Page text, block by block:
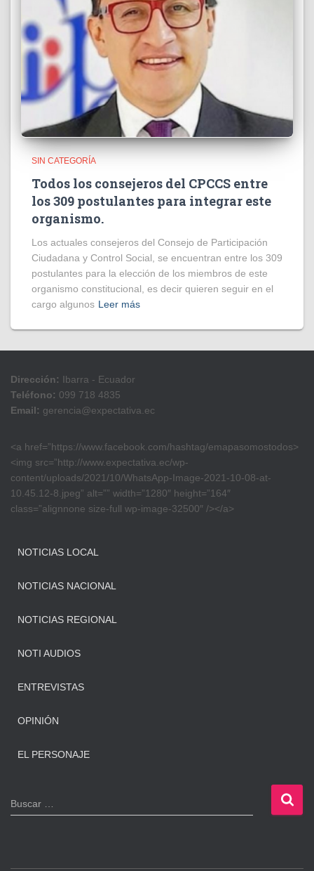
SIN CATEGORÍA
Todos los consejeros del CPCCS entre
los 309 postulantes para integrar este
organismo.
Los actuales consejeros del Consejo de Participación
Ciudadana y Control Social, se encuentran entre los 309
postulantes para la elección de los miembros de este
organismo constitucional, es decir quieren seguir en el
cargo algunos Leer más
Dirección: Ibarra - Ecuador
Teléfono: 099 718 4835
Email: gerencia@expectativa.ec
<a href=”https://www.facebook.com/hashtag/emapasomostodos>
<img src=”http://www.expectativa.ec/wp-
content/uploads/2021/10/WhatsApp-Image-2021-10-08-at-
10.45.12-8.jpeg” alt=”” width=”1280″ height=”164″
class=”alignnone size-full wp-image-32500″ /></a>
NOTICIAS LOCAL
NOTICIAS NACIONAL
NOTICIAS REGIONAL
NOTI AUDIOS
ENTREVISTAS
OPINIÓN
EL PERSONAJE
B
u
Buscar …